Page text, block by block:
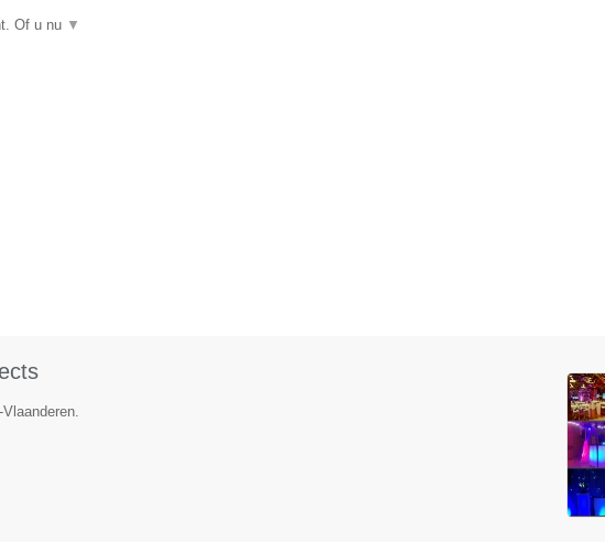
Of u nu ▼